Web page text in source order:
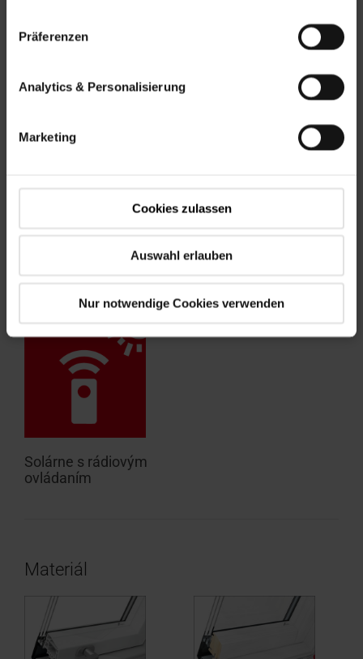
Präferenzen
Analytics & Personalisierung
Marketing
Cookies zulassen
Auswahl erlauben
Nur notwendige Cookies verwenden
Elektrické Rádiový ovladač
Solárne s rádiovým
ovládaním
Materiál